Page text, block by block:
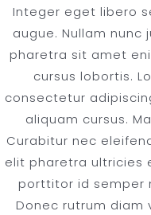
Integer eget libero
augue. Nullam
pharetra sit amet
cursus lobortis.
consectetur
aliquam cursus.
Curabitur nec
elit pharetra ultricies
porttitor id semper
Donec rutrum diam